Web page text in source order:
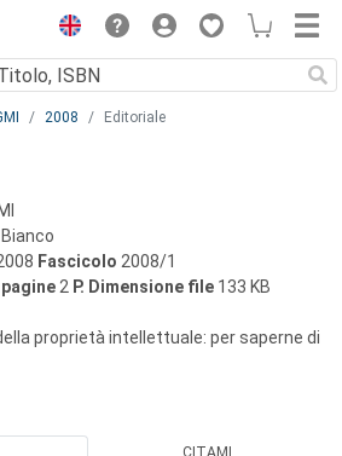
2008 Editoriale
Fascicolo 2008/1
2 P. Dimensione file 133 KB
della proprietà intellettuale: per saperne di
CITAMI